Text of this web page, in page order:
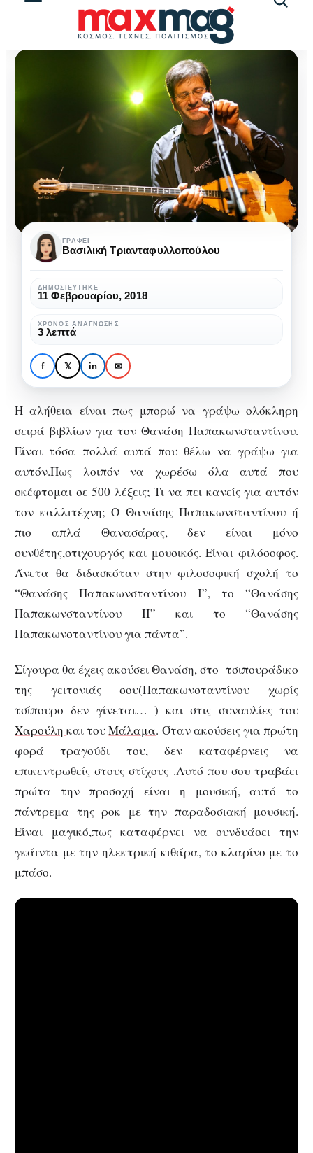
ΜΟΥΣΙΚΉ
Το φαινόμενο
“Θανάσης
Παπακωνσταντίνου”
επιστρέφει!
φαινόμενο
“Θανάσης
Παπακωνσταντίνου”
επιστρέφει!
ΓΡΆΦΕΙ
Βασιλική Τριανταφυλλοπούλου
ΔΗΜΟΣΙΕΎΤΗΚΕ
11 Φεβρουαρίου, 2018
ΧΡΌΝΟΣ ΑΝΆΓΝΩΣΗΣ
3 λεπτά
f 𝕏 in ✉
Η αλήθεια είναι πως μπορώ να γράψω ολόκληρη
σειρά βιβλίων για τον Θανάση Παπακωνσταντίνου.
Είναι τόσα πολλά αυτά που θέλω να γράψω για
αυτόν.Πως λοιπόν να χωρέσω όλα αυτά που
σκέφτομαι σε 500 λέξεις; Τι να πει κανείς για αυτόν
τον καλλιτέχνη; Ο Θανάσης Παπακωνσταντίνου ή
πιο απλά Θανασάρας, δεν είναι μόνο
συνθέτης,στιχουργός και μουσικός. Είναι φιλόσοφος.
Άνετα θα διδασκόταν στην φιλοσοφική σχολή το
“Θανάσης Παπακωνσταντίνου Ι”, το “Θανάσης
Παπακωνσταντίνου II” και το “Θανάσης
Παπακωνσταντίνου για πάντα”.
Σίγουρα θα έχεις ακούσει Θανάση, στο τσιπουράδικο
της γειτονιάς σου(Παπακωνσταντίνου χωρίς
τσίπουρο δεν γίνεται… ) και στις συναυλίες του
Χαρούληκαι τουΜάλαμα. Όταν ακούσεις για πρώτη
φορά τραγούδι του, δεν καταφέρνεις να
επικεντρωθείς στους στίχους .Αυτό που σου τραβάει
πρώτα την προσοχή είναι η μουσική, αυτό το
πάντρεμα της ροκ με την παραδοσιακή μουσική.
Είναι μαγικό,πως καταφέρνει να συνδυάσει την
γκάιντα με την ηλεκτρική κιθάρα, το κλαρίνο με το
μπάσο.